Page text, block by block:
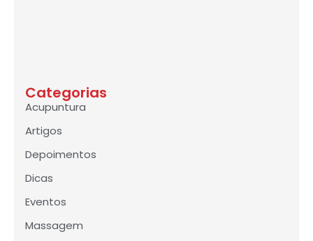
Categorias
Acupuntura
Artigos
Depoimentos
Dicas
Eventos
Massagem